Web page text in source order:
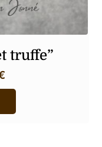
truffe”